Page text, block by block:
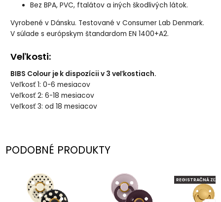
Bez BPA, PVC, ftalátov a iných škodlivých látok.
Vyrobené v Dánsku. Testované v Consumer Lab Denmark.
V súlade s európskym štandardom EN 1400+A2.
Veľkosti:
BIBS Colour je k dispozícii v 3 veľkostiach.
Veľkosť 1: 0-6 mesiacov
Veľkosť 2: 6-18 mesiacov
Veľkosť 3: od 18 mesiacov
PODOBNÉ PRODUKTY
REGISTRAČNÁ